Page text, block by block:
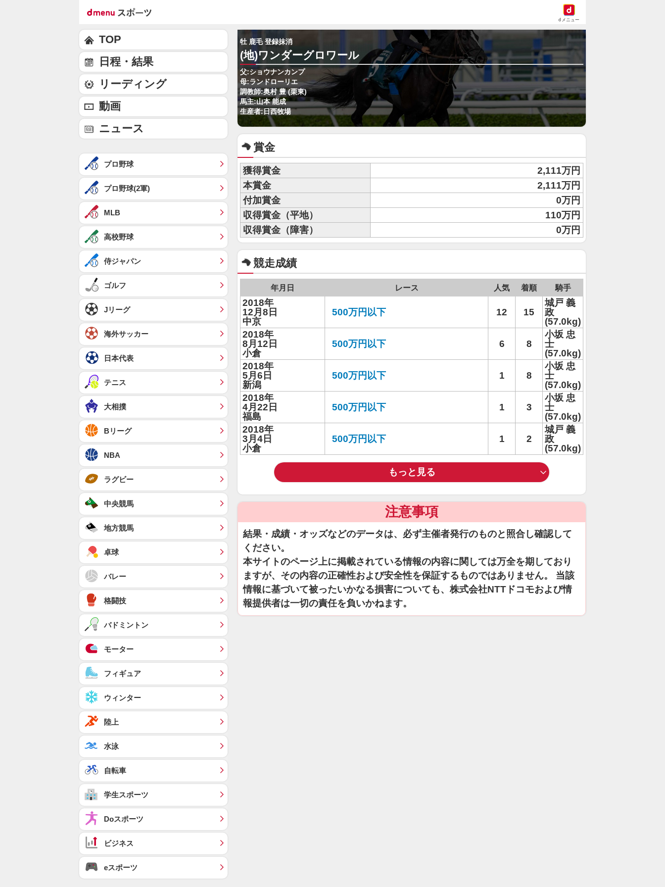
dメニュー
牡 鹿毛 登録抹消
(地)ワンダーグロワール
父:ショウナンカンプ
母:ランドローリエ
調教師:奥村 豊 (栗東)
馬主:山本 能成
生産者:日西牧場
賞金
獲得賞金
2,111万円
本賞金
2,111万円
付加賞金
0万円
収得賞金（平地）
110万円
収得賞金（障害）
0万円
競走成績
年月日 レース 人気 着順 騎手
2018年
12月8日
中京
500万円以下 12 15
城戸 義
政
(57.0kg)
2018年
8月12日
小倉
500万円以下 6 8
小坂 忠
士
(57.0kg)
2018年
5月6日
新潟
500万円以下 1 8
小坂 忠
士
(57.0kg)
2018年
4月22日
福島
500万円以下 1 3
小坂 忠
士
(57.0kg)
2018年
3月4日
小倉
500万円以下 1 2
城戸 義
政
(57.0kg)
もっと見る
注意事項
結果・成績・オッズなどのデータは、必ず主催者発行のものと照合し確認して
ください。
本サイトのページ上に掲載されている情報の内容に関しては万全を期しており
ますが、その内容の正確性および安全性を保証するものではありません。 当該
情報に基づいて被ったいかなる損害についても、株式会社NTTドコモおよび情
報提供者は一切の責任を負いかねます。
TOP
日程・結果
リーディング
動画
ニュース
プロ野球
プロ野球(2軍)
MLB
高校野球
侍ジャパン
ゴルフ
Jリーグ
海外サッカー
日本代表
テニス
大相撲
Bリーグ
NBA
ラグビー
中央競馬
地方競馬
卓球
バレー
格闘技
バドミントン
モーター
フィギュア
ウィンター
陸上
水泳
自転車
学生スポーツ
Doスポーツ
ビジネス
eスポーツ